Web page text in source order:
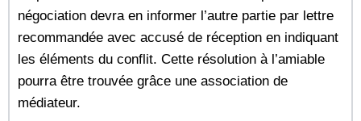
négociation devra en informer l’autre partie par lettre
recommandée avec accusé de réception en indiquant
les éléments du conflit. Cette résolution à l’amiable
pourra être trouvée grâce une association de
médiateur.